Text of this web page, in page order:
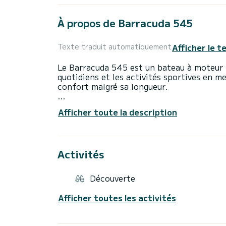
À propos de Barracuda 545
Texte traduit automatiquementAfficher le
Le Barracuda 545 est un bateau à
quotidiens et les activités sportives en
confort malgré sa longueur.
et une profondeur intérieure idéale qui
escortée par un moteur hors-bord
des restaurants en bord de mer, une mer
Tout ce qui précède allie confort et
garantir un voyage confortable et sûr
à écran tactile doux SIMRAD,
Afficher toute la description
Activités
Découverte
Afficher toutes les activités